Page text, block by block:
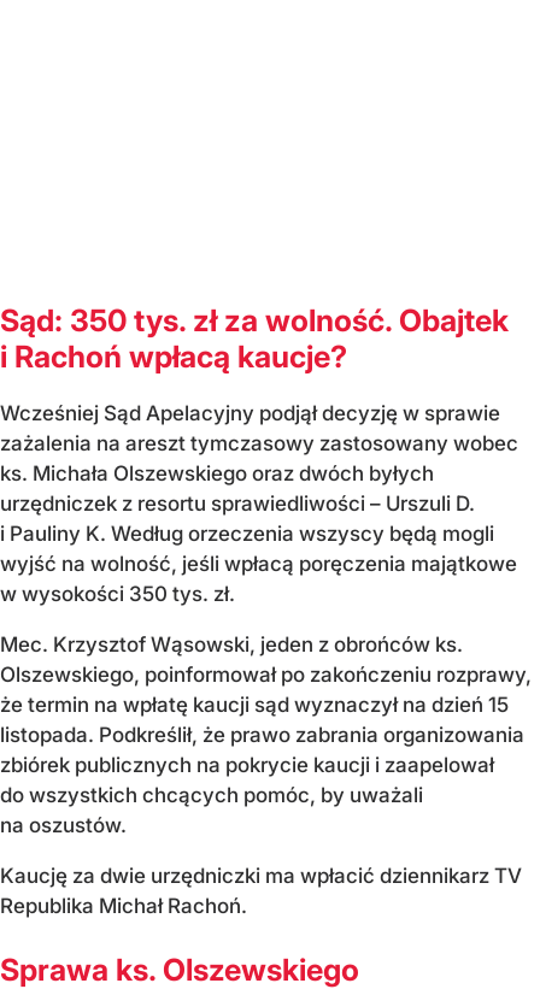
Sąd: 350 tys. zł za wolność. Obajtek
i Rachoń wpłacą kaucje?
Wcześniej Sąd Apelacyjny podjął decyzję w sprawie
zażalenia na areszt tymczasowy zastosowany wobec
ks. Michała Olszewskiego oraz dwóch byłych
urzędniczek z resortu sprawiedliwości – Urszuli D.
i Pauliny K. Według orzeczenia wszyscy będą mogli
wyjść na wolność, jeśli wpłacą poręczenia majątkowe
w wysokości 350 tys. zł.
Mec. Krzysztof Wąsowski, jeden z obrońców ks.
Olszewskiego, poinformował po zakończeniu rozprawy,
że termin na wpłatę kaucji sąd wyznaczył na dzień 15
listopada. Podkreślił, że prawo zabrania organizowania
zbiórek publicznych na pokrycie kaucji i zaapelował
do wszystkich chcących pomóc, by uważali
na oszustów.
Kaucję za dwie urzędniczki ma wpłacić dziennikarz TV
Republika Michał Rachoń.
Sprawa ks. Olszewskiego